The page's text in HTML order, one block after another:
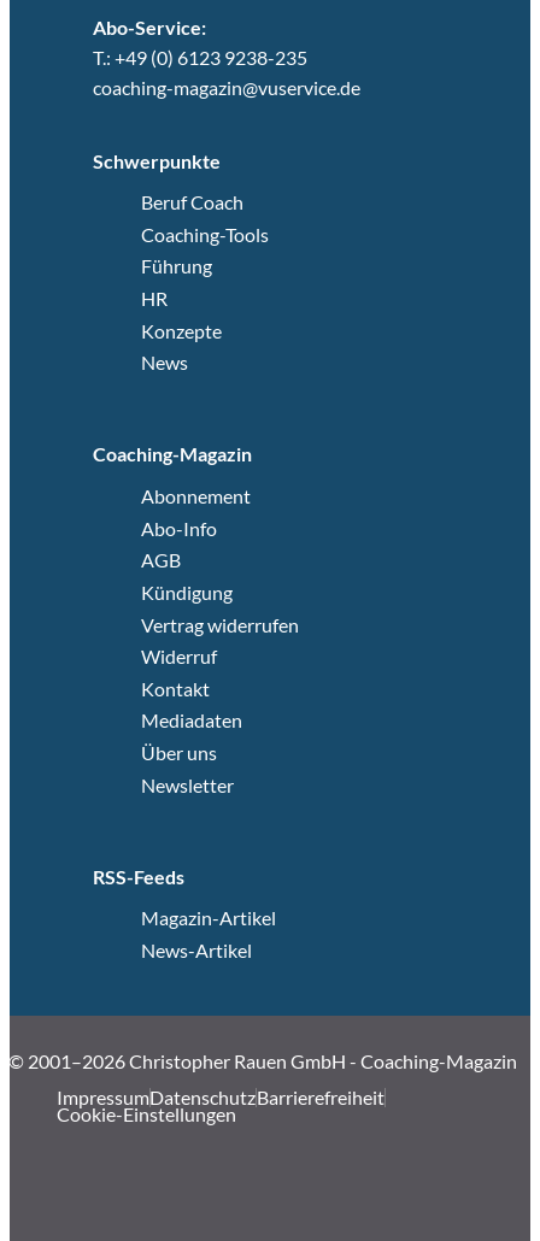
Abo-Service:
T.: +49 (0) 6123 9238-235
coaching-magazin@vuservice.de
Schwerpunkte
Beruf Coach
Coaching-Tools
Führung
HR
Konzepte
News
Coaching-Magazin
Abonnement
Abo-Info
AGB
Kündigung
Vertrag widerrufen
Widerruf
Kontakt
Mediadaten
Über uns
Newsletter
RSS-Feeds
Magazin-Artikel
News-Artikel
© 2001–2026 Christopher Rauen GmbH - Coaching-Magazin
ImpressumDatenschutzBarrierefreiheit
Cookie-Einstellungen